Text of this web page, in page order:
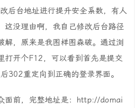
后台地址进行提升安全系数，有人
这没理由啊，我自己修改后台路径
解，原来是我图样图森破。通过浏
打开个F12，可以看到首先是提交
302重定向到正确的登录界面。
面前，完整地址是：http://domai